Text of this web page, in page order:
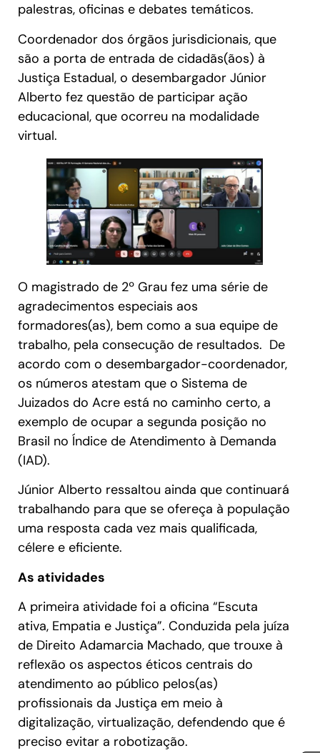
palestras, oficinas e debates temáticos.
Coordenador dos órgãos jurisdicionais, que
são a porta de entrada de cidadãs(ãos) à
Justiça Estadual, o desembargador Júnior
Alberto fez questão de participar ação
educacional, que ocorreu na modalidade
virtual.
O magistrado de 2º Grau fez uma série de
agradecimentos especiais aos
formadores(as), bem como a sua equipe de
trabalho, pela consecução de resultados. De
acordo com o desembargador-coordenador,
os números atestam que o Sistema de
Juizados do Acre está no caminho certo, a
exemplo de ocupar a segunda posição no
Brasil no Índice de Atendimento à Demanda
(IAD).
Júnior Alberto ressaltou ainda que continuará
trabalhando para que se ofereça à população
uma resposta cada vez mais qualificada,
célere e eficiente.
As atividades
A primeira atividade foi a oficina “Escuta
ativa, Empatia e Justiça”. Conduzida pela juíza
de Direito Adamarcia Machado, que trouxe à
reflexão os aspectos éticos centrais do
atendimento ao público pelos(as)
profissionais da Justiça em meio à
digitalização, virtualização, defendendo que é
preciso evitar a robotização.